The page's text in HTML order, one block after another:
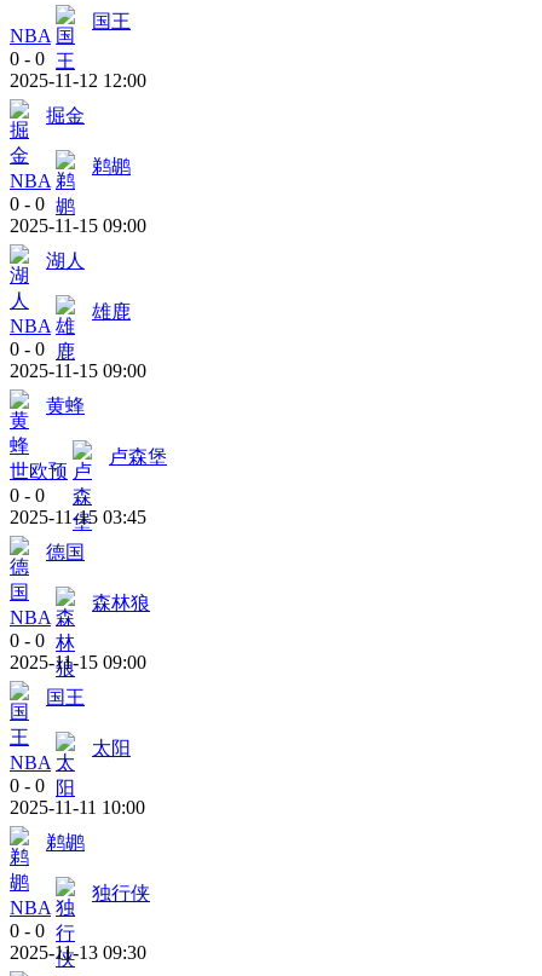
NBA
国王
0 - 0
2025-11-12 12:00
掘金
NBA
鹈鹕
0 - 0
2025-11-15 09:00
湖人
NBA
雄鹿
0 - 0
2025-11-15 09:00
黄蜂
世欧预
卢森堡
0 - 0
2025-11-15 03:45
德国
NBA
森林狼
0 - 0
2025-11-15 09:00
国王
NBA
太阳
0 - 0
2025-11-11 10:00
鹈鹕
NBA
独行侠
0 - 0
2025-11-13 09:30